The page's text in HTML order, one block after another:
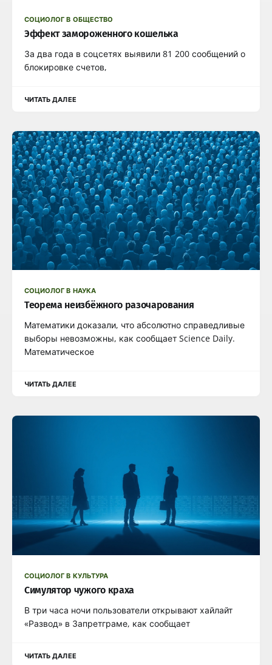
СОЦИОЛОГ В ОБЩЕСТВО
Эффект замороженного кошелька
За два года в соцсетях выявили 81 200 сообщений о
блокировке счетов,
ЧИТАТЬ ДАЛЕЕ
СОЦИОЛОГ В НАУКА
Теорема неизбёжного разочарования
Математики доказали, что абсолютно справедливые
выборы невозможны, как сообщает Science Daily.
Математическое
ЧИТАТЬ ДАЛЕЕ
СОЦИОЛОГ В КУЛЬТУРА
Симулятор чужого краха
В три часа ночи пользователи открывают хайлайт
«Развод» в Запретграме, как сообщает
ЧИТАТЬ ДАЛЕЕ